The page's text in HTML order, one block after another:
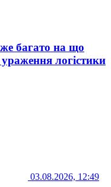
багато на що
логістики
03.08.2026, 12:49